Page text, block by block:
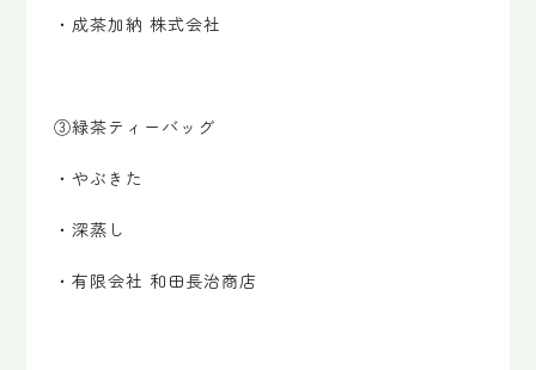
・成茶加納 株式会社
③緑茶ティーバッグ
・やぶきた
・深蒸し
・有限会社 和田長治商店